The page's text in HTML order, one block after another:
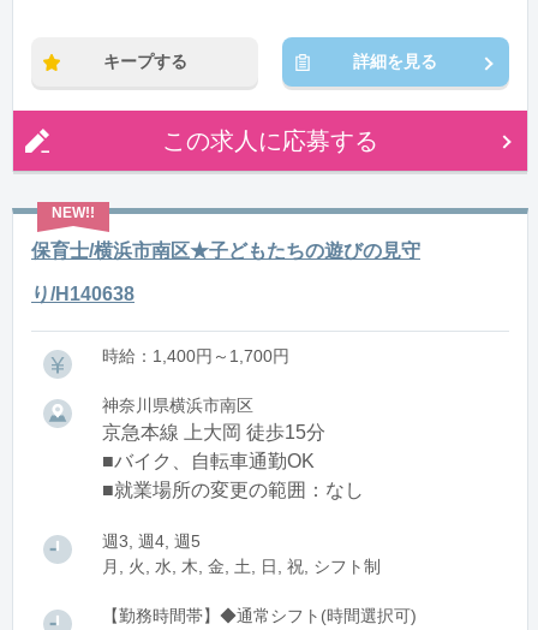
キープする 詳細を見る
この求人に応募する
保育士/横浜市南区★子どもたちの遊びの見守
り/H140638
時給：1,400円～1,700円
神奈川県横浜市南区
京急本線 上大岡 徒歩15分
■バイク、自転車通勤OK
■就業場所の変更の範囲：なし
週3, 週4, 週5
月, 火, 水, 木, 金, 土, 日, 祝, シフト制
【勤務時間帯】◆通常シフト(時間選択可)